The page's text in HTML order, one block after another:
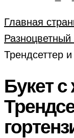
Главная
Разноцветный
Трендсеттер
Букет